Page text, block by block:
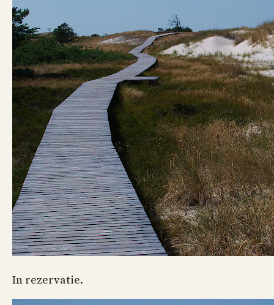
In rezervatie.